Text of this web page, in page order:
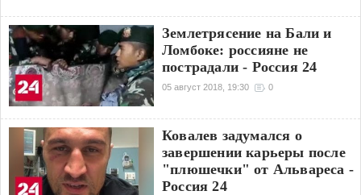
Землетрясение на Бали и
Ломбоке: россияне не
пострадали - Россия 24
05 август 2018, 19:30 0
Ковалев задумался о
завершении карьеры после
"плюшечки" от Альвареса -
Россия 24